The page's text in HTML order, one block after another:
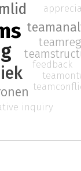
feedback
inquiry